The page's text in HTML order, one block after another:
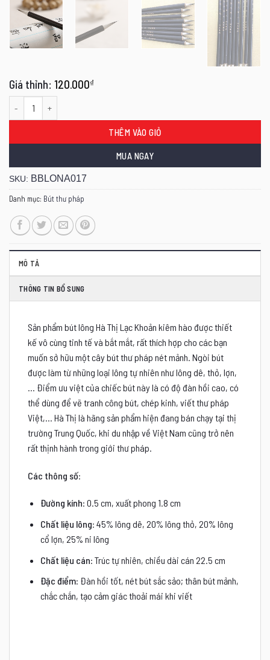
120.000₫
THÊM VÀO GIỎ
MUA NGAY
SKU: BBLONA017
Danh mục: Bút thư pháp
MÔ TẢ
THÔNG TIN BỔ SUNG
Sản phẩm bút lông Hà Thị Lạc Khoản kiêm hào được thiết
kế vô cùng tinh tế và bắt mắt, rất thích hợp cho các bạn
muốn sở hữu một cây bút thư pháp nét mảnh. Ngòi bút
được làm từ những loại lông tự nhiên như lông dê, thỏ, lợn,
… Điểm ưu việt của chiếc bút này là có độ đàn hồi cao, có
thể dùng để vẽ tranh công bút, chép kinh, viết thư pháp
Việt,… Hà Thị là hãng sản phẩm hiện đang bán chạy tại thị
trường Trung Quốc, khi du nhập về Việt Nam cũng trở nên
rất thịnh hành trong giới thư pháp.
Các thông số:
Đường kính: 0.5 cm, xuất phong 1.8 cm
Chất liệu lông: 45% lông dê, 20% lông thỏ, 20% lông
cổ lợn, 25% ni lông
Chất liệu cán: Trúc tự nhiên, chiều dài cán 22.5 cm
Đặc điểm: Đàn hồi tốt, nét bút sắc sảo; thân bút mảnh,
chắc chắn, tạo cảm giác thoải mái khi viết